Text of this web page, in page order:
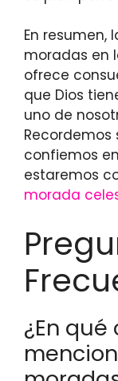
En resumen,
moradas en
ofrece
que Dios
uno de
confiemos
estaremos
morada
¿En